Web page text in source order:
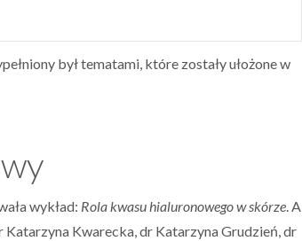
był tematami, które zostały ułożone w
wykład: Rola kwasu hialuronowego w skórze. A
Kwarecka, dr Katarzyna Grudzień, dr